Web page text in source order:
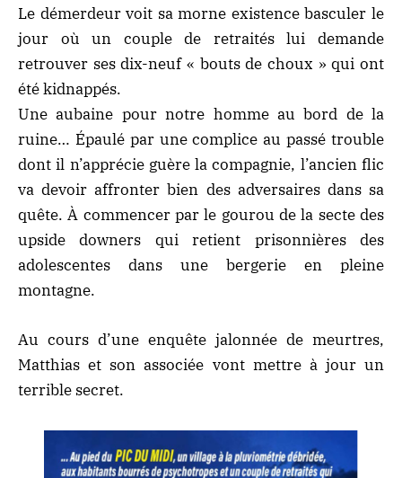
Le démerdeur voit sa morne existence basculer le
jour où un couple de retraités lui demande
retrouver ses dix-neuf « bouts de choux » qui ont
été kidnappés.
Une aubaine pour notre homme au bord de la
ruine… Épaulé par une complice au passé trouble
dont il n’apprécie guère la compagnie, l’ancien flic
va devoir affronter bien des adversaires dans sa
quête. À commencer par le gourou de la secte des
upside downers qui retient prisonnières des
adolescentes dans une bergerie en pleine
montagne.
Au cours d’une enquête jalonnée de meurtres,
Matthias et son associée vont mettre à jour un
terrible secret.